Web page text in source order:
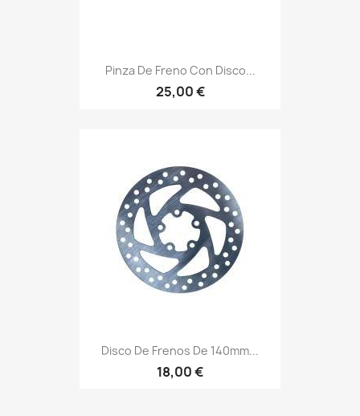
Pinza De Freno Con Disco...
25,00 €
Disco De Frenos De 140mm...
18,00 €